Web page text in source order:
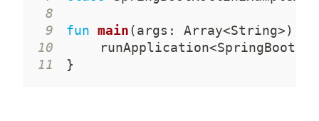
8
9
fun main(args : Array<String>)
10
	runApplication
<
11
}